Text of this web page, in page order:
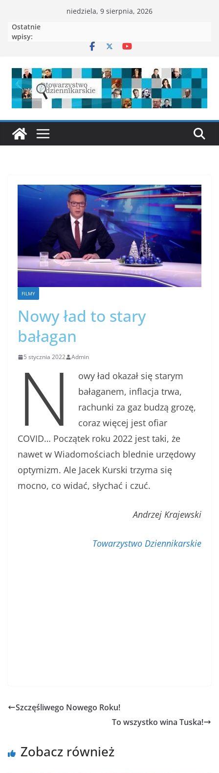
niedziela, 9 sierpnia, 2026
Ostatnie
wpisy:
FILMY
Nowy ład to stary
bałagan
5 stycznia 2022 Admin
N
owy ład okazał się starym
bałaganem, inflacja trwa,
rachunki za gaz budzą grozę,
coraz więcej jest ofiar
COVID… Początek roku 2022 jest taki, że
nawet w Wiadomościach blednie urzędowy
optymizm. Ale Jacek Kurski trzyma się
mocno, co widać, słychać i czuć.
Andrzej Krajewski
Towarzystwo Dziennikarskie
Szczęśliwego Nowego Roku!
To wszystko wina Tuska!
Zobacz również